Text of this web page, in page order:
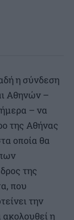
η σύνδεση
Αθηνών –
– να
της Αθήνας
οποία θα
της
που
την
η